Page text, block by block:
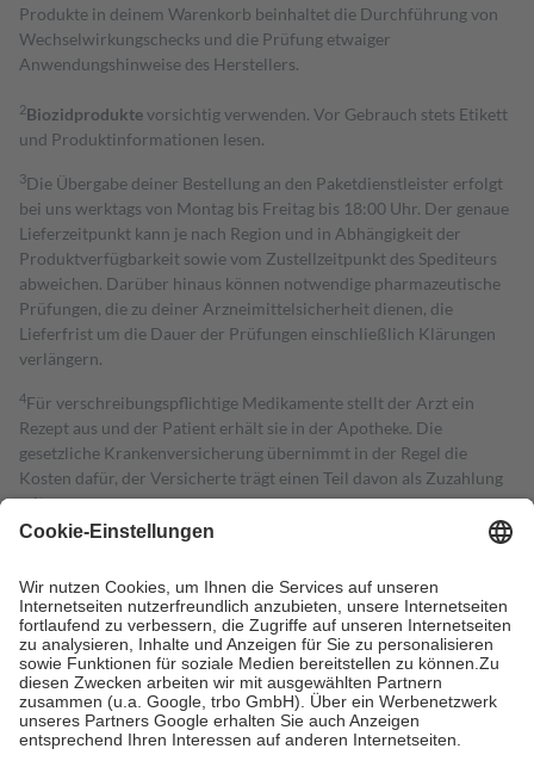
Produkte in deinem Warenkorb beinhaltet die Durchführung von
Wechselwirkungschecks und die Prüfung etwaiger
Anwendungshinweise des Herstellers.
2Biozidproduktevorsichtig verwenden. Vor Gebrauch stets Etikett
und Produktinformationen lesen.
3Die Übergabe deiner Bestellung an den Paketdienstleister erfolgt
bei uns werktags von Montag bis Freitag bis 18:00 Uhr. Der genaue
Lieferzeitpunkt kann je nach Region und in Abhängigkeit der
Produktverfügbarkeit sowie vom Zustellzeitpunkt des Spediteurs
abweichen. Darüber hinaus können notwendige pharmazeutische
Prüfungen, die zu deiner Arzneimittelsicherheit dienen, die
Lieferfrist um die Dauer der Prüfungen einschließlich Klärungen
verlängern.
4Für verschreibungspflichtige Medikamente stellt der Arzt ein
Rezept aus und der Patient erhält sie in der Apotheke. Die
gesetzliche Krankenversicherung übernimmt in der Regel die
Kosten dafür, der Versicherte trägt einen Teil davon als Zuzahlung
mit.
Grundsätzlich leisten Mitglieder Zuzahlungen in Höhe von zehn
höchstens zehn Euro.
Es sind jedoch nie mehr als die tatsächlichen
Kosten der Leistung zu entrichten.
Diese Regeln gelten grundsätzlich auch für Online-Apotheken.
Bei Heilmitteln und häuslicher Krankenpflege beträgt die
Zuzahlung zehn Prozent der Kosten sowie zehn Euro je
Verordnung.
Um das Engagement der Versicherten für ihre eigene Gesundheit zu
stärken und die besondere Stellung der Familie zu unterstützen,